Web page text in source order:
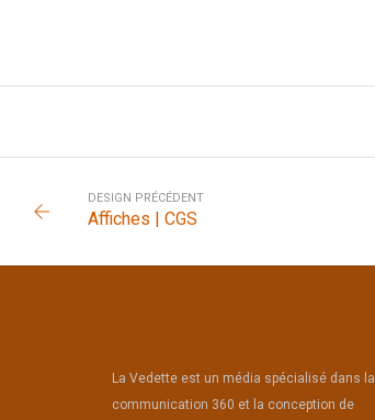
DESIGN PRÉCÉDENT
Affiches | CGS
La Vedette est un média spécialisé dans la
communication 360 et la conception de